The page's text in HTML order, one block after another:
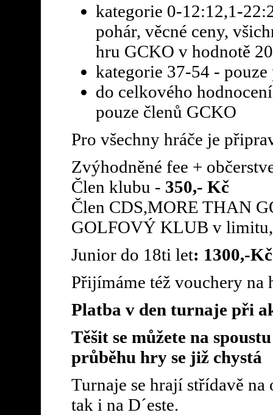
kategorie 0-12:12,1-
pohár, věcné ceny,
hru GCKO v hodnotě
kategorie 37-54 -
do celkového
pouze členů GCKO
Pro všechny hráče je
Zvýhodněné fee +
Člen klubu - 350,- Kč
Člen CDS,MORE THAN
GOLFOVÝ KLUB v
Junior do 18ti let: 1300,-Kč
Přijímáme též vouchery na
Platba v den turnaje při
Těšit se můžete na
průběhu hry se již chystá
Turnaje se hrají střídavě
tak i na D´este.